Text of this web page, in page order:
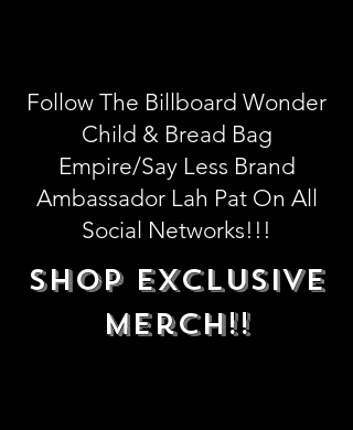
Follow The Billboard Wonder
Child & Bread Bag
Empire/Say Less Brand
Ambassador Lah Pat On All
Social Networks!!!
Shop Exclusive
Merch!!